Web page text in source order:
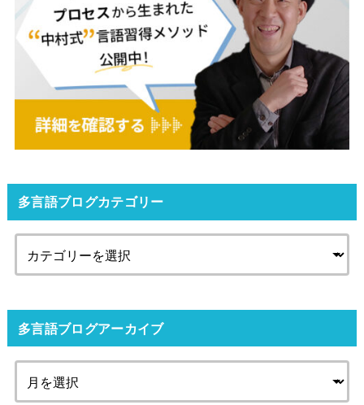
多言語ブログカテゴリー
多言語ブログアーカイブ